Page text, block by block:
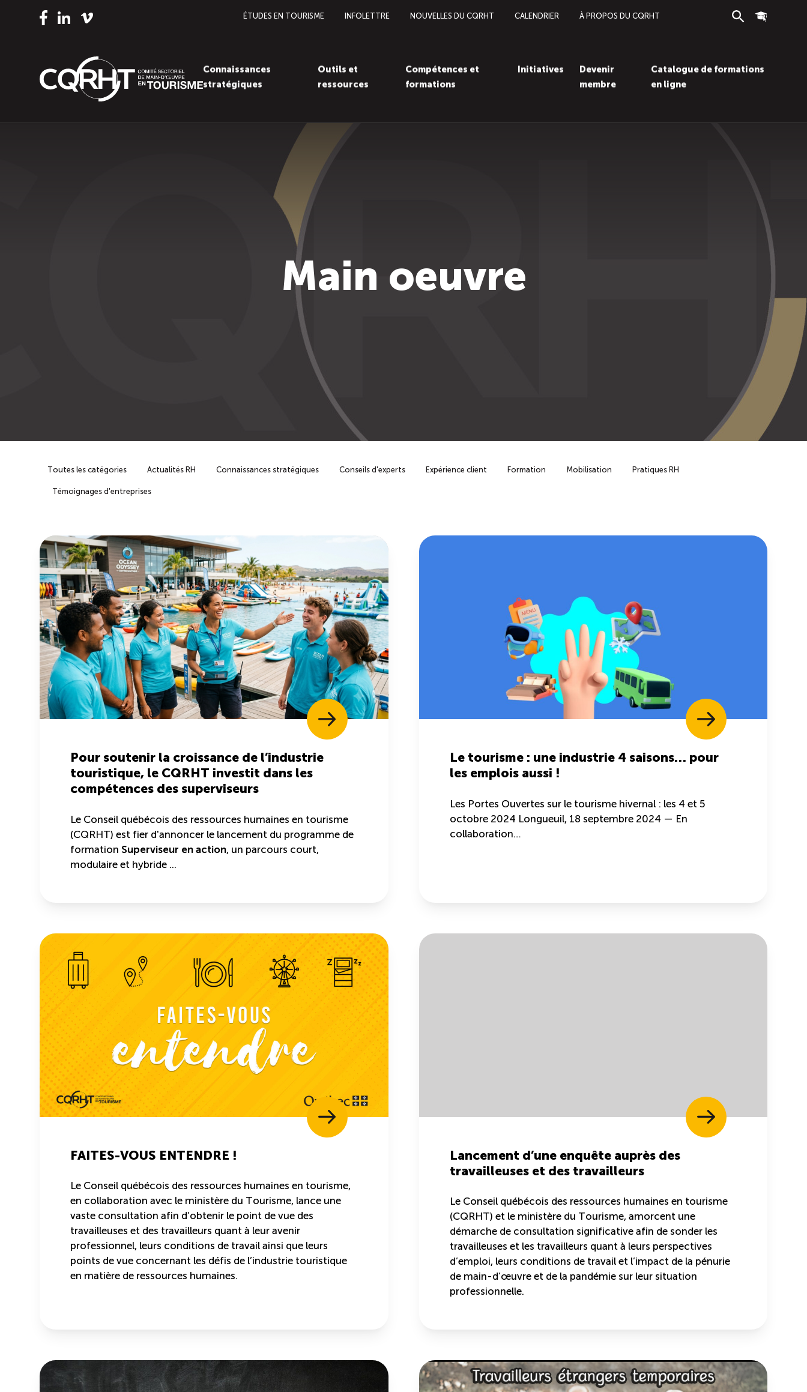
ÉTUDES EN TOURISME INFOLETTRE NOUVELLES DU CQRHT CALENDRIER À PROPOS DU CQRHT
Connaissances
stratégiques
Outils et
ressources
Compétences et
formations
Initiatives
Devenir
membre
Catalogue de formations
en ligne
Main oeuvre
Toutes les catégories Actualités RH Connaissances stratégiques Conseils d'experts Expérience client Formation Mobilisation Pratiques RH
Témoignages d'entreprises
Pour soutenir la croissance de l’industrie
touristique, le CQRHT investit dans les
compétences des superviseurs
Le Conseil québécois des ressources humaines en tourisme
(CQRHT) est fier d'annoncer le lancement du programme de
formation Superviseur en action, un parcours court,
modulaire et hybride ...
Le tourisme : une industrie 4 saisons… pour
les emplois aussi !
Les Portes Ouvertes sur le tourisme hivernal : les 4 et 5
octobre 2024 Longueuil, 18 septembre 2024 — En
collaboration…
FAITES-VOUS ENTENDRE !
Le Conseil québécois des ressources humaines en tourisme,
en collaboration avec le ministère du Tourisme, lance une
vaste consultation afin d’obtenir le point de vue des
travailleuses et des travailleurs quant à leur avenir
professionnel, leurs conditions de travail ainsi que leurs
points de vue concernant les défis de l’industrie touristique
en matière de ressources humaines.
Lancement d’une enquête auprès des
travailleuses et des travailleurs
Le Conseil québécois des ressources humaines en tourisme
(CQRHT) et le ministère du Tourisme, amorcent une
démarche de consultation significative afin de sonder les
travailleuses et les travailleurs quant à leurs perspectives
d’emploi, leurs conditions de travail et l’impact de la pénurie
de main-d’œuvre et de la pandémie sur leur situation
professionnelle.